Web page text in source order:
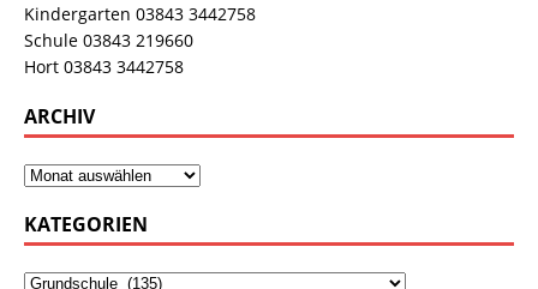
Kindergarten 03843 3442758
Schule 03843 219660
Hort 03843 3442758
ARCHIV
KATEGORIEN